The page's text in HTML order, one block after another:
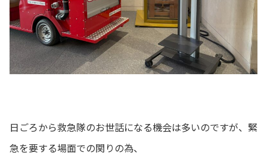
日ごろから救急隊のお世話になる機会は多いのですが、緊
急を要する場面での関りの為、